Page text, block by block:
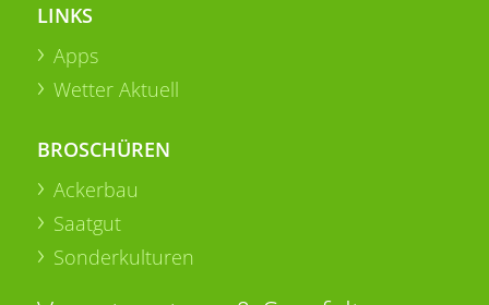
LINKS
Apps
Wetter Aktuell
BROSCHÜREN
Ackerbau
Saatgut
Sonderkulturen